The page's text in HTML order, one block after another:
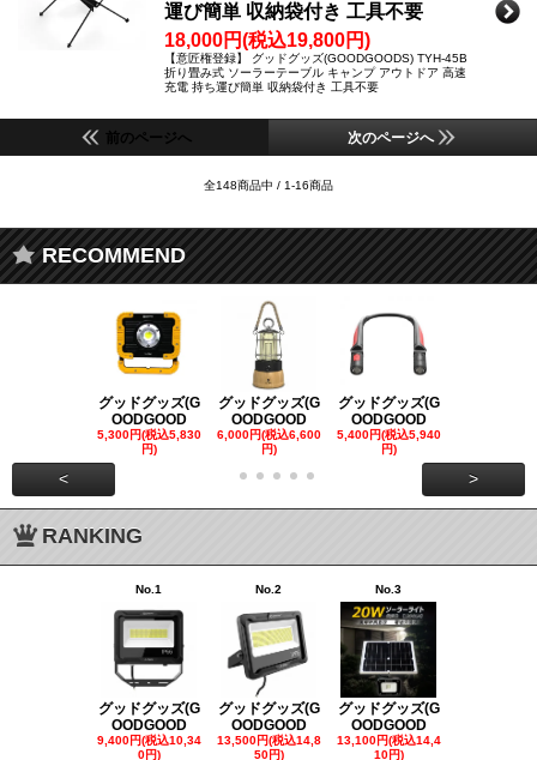
運び簡単 収納袋付き 工具不要
18,000円(税込19,800円)
【意匠権登録】 グッドグッズ(GOODGOODS) TYH-45B
折り畳み式 ソーラーテーブル キャンプ アウトドア 高速
充電 持ち運び簡単 収納袋付き 工具不要
前のページへ 次のページへ
全148商品中 / 1-16商品
RECOMMEND
グッドグッズ(G
OODGOOD
5,300円(税込5,830
円)
グッドグッズ(G
OODGOOD
6,000円(税込6,600
円)
グッドグッズ(G
OODGOOD
5,400円(税込5,940
円)
< >
RANKING
No.1
グッドグッズ(G
OODGOOD
9,400円(税込10,34
0円)
No.2
グッドグッズ(G
OODGOOD
13,500円(税込14,8
50円)
No.3
グッドグッズ(G
OODGOOD
13,100円(税込14,4
10円)